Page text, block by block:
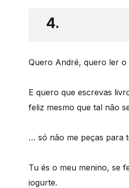
4.
Quero André, quero ler o
E quero que escrevas
feliz mesmo que tal não
… só não me peças para
Tu és o meu menino, se
iogurte.